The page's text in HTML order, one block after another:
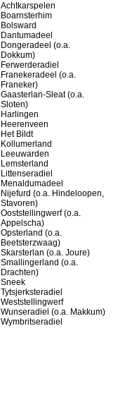
Achtkarspelen
Boarnsterhim
Bolsward
Dantumadeel
Dongeradeel (o.a.
Dokkum)
Ferwerderadiel
Franekeradeel (o.a.
Franeker)
Gaasterlan-Sleat (o.a.
Sloten)
Harlingen
Heerenveen
Het Bildt
Kollumerland
Leeuwarden
Lemsterland
Littenseradiel
Menaldumadeel
Nijefurd (o.a. Hindeloopen,
Stavoren)
Ooststellingwerf (o.a.
Appelscha)
Opsterland (o.a.
Beetsterzwaag)
Skarsterlan (o.a. Joure)
Smallingerland (o.a.
Drachten)
Sneek
Tytsjerksteradiel
Weststellingwerf
Wunseradiel (o.a. Makkum)
Wymbritseradiel